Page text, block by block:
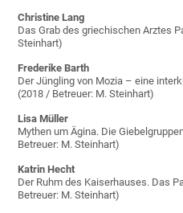
Christine Lang
Das Grab des griechischen Arztes
Steinhart)
Frederike Barth
Der Jüngling von Mozia – eine
(2018 / Betreuer: M. Steinhart)
Lisa Müller
Mythen um Ägina. Die
Betreuer: M. Steinhart)
Katrin Hecht
Der Ruhm des Kaiserhauses. Das
Betreuer: M. Steinhart)